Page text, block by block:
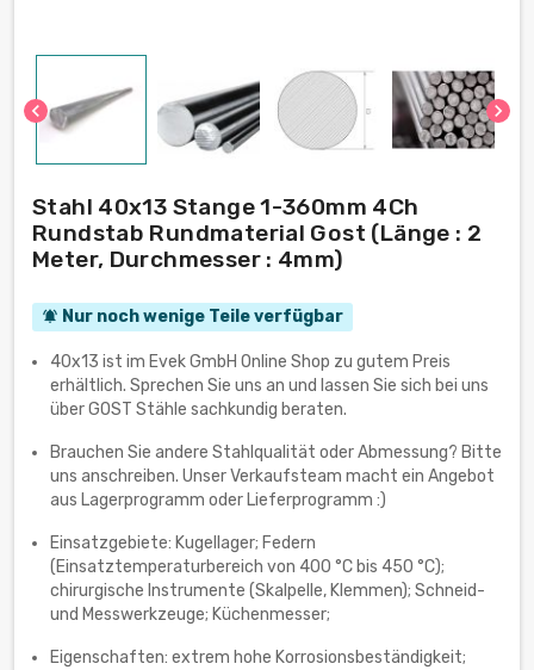
chevron_left chevron_right
Stahl 40x13 Stange 1-360mm 4Ch
Rundstab Rundmaterial Gost (Länge : 2
Meter, Durchmesser : 4mm)
notifications_active Nur noch wenige Teile verfügbar
40x13 ist im Evek GmbH Online Shop zu gutem Preis
erhältlich. Sprechen Sie uns an und lassen Sie sich bei uns
über GOST Stähle sachkundig beraten.
Brauchen Sie andere Stahlqualität oder Abmessung? Bitte
uns anschreiben. Unser Verkaufsteam macht ein Angebot
aus Lagerprogramm oder Lieferprogramm :)
Einsatzgebiete: Kugellager; Federn
(Einsatztemperaturbereich von 400 °С bis 450 °С);
chirurgische Instrumente (Skalpelle, Klemmen); Schneid-
und Messwerkzeuge; Küchenmesser;
Eigenschaften: extrem hohe Korrosionsbeständigkeit;